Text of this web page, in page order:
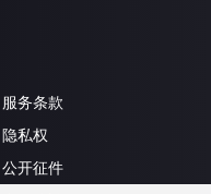
服务条款
隐私权
公开征件